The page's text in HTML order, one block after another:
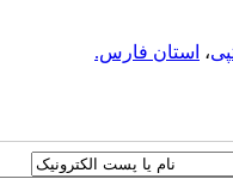
، استان فارس.